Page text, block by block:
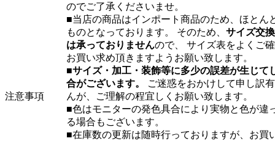
のでご了承くださいませ。
注意事項
■当店の商品はインポート商品のため、ほとん
ものとなっております。 そのため、 サイズ交
は承っておりませんので、 サイズ表をよくご
お買い求め頂きますようお願い致します。
■サイズ・加工・装飾等に多少の誤差が生じて
合がございます。
ご迷惑をおかけして申し訳
んが、ご理解の程宜しくお願い致します。
■色はモニターの発色具合により実物と色が違
る場合もございます。
■在庫数の更新は随時行っておりますが、お買